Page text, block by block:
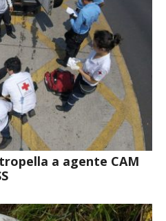
a agente CAM